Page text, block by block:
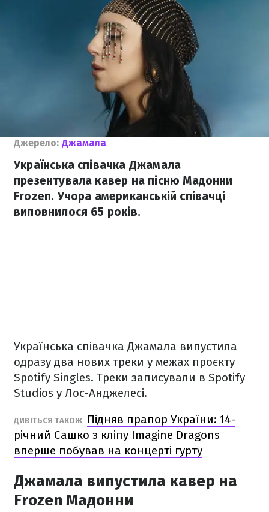
Джерело: Джамала
Українська співачка Джамала
презентувала кавер на пісню Мадонни
Frozen. Учора американській співачці
виповнилося 65 років.
Українська співачка Джамала випустила
одразу два нових треки у межах проєкту
Spotify Singles. Треки записували в Spotify
Studios у Лос-Анджелесі.
ДИВІТЬСЯ ТАКОЖ
Підняв прапор України: 14-
річний Сашко з кліпу Imagine Dragons
вперше побував на концерті гурту
Джамала випустила кавер на
Frozen Мадонни